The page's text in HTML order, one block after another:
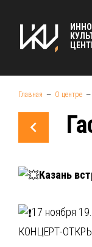
Главная О центре
Казань
17 ноября
КОНЦЕРТ-